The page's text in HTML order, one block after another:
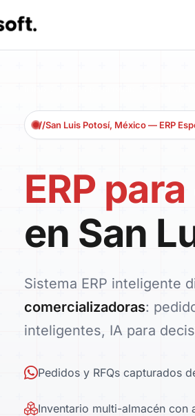
San Luis Potosí, México — ERP
ERP
en San
Sistema ERP inteligente
comercializadoras:
inteligentes, IA para
Pedidos y RFQs capturados
Inventario multi-almacén con